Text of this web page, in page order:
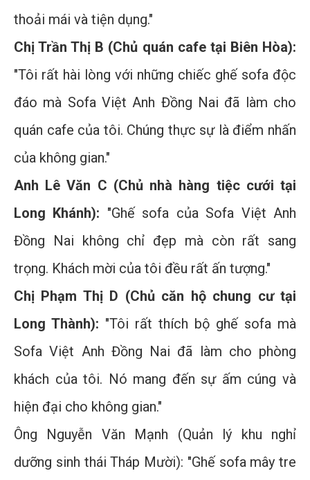
thoải mái và tiện dụng."
Chị Trần Thị B (Chủ quán cafe tại Biên Hòa):
"Tôi rất hài lòng với những chiếc ghế sofa độc
đáo mà Sofa Việt Anh Đồng Nai đã làm cho
quán cafe của tôi. Chúng thực sự là điểm nhấn
của không gian."
Anh Lê Văn C (Chủ nhà hàng tiệc cưới tại
Long Khánh): "Ghế sofa của Sofa Việt Anh
Đồng Nai không chỉ đẹp mà còn rất sang
trọng. Khách mời của tôi đều rất ấn tượng."
Chị Phạm Thị D (Chủ căn hộ chung cư tại
Long Thành): "Tôi rất thích bộ ghế sofa mà
Sofa Việt Anh Đồng Nai đã làm cho phòng
khách của tôi. Nó mang đến sự ấm cúng và
hiện đại cho không gian."
Ông Nguyễn Văn Mạnh (Quản lý khu nghỉ
dưỡng sinh thái Tháp Mười): "Ghế sofa mây tre